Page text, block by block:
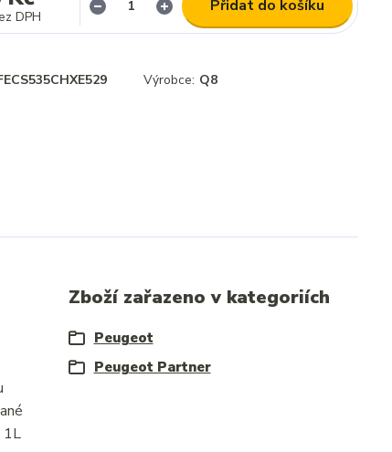
DPH
Přidat do košíku
Výrobce: Q8
1L
Zboží zařazeno v kategoriích
Peugeot
Peugeot Partner